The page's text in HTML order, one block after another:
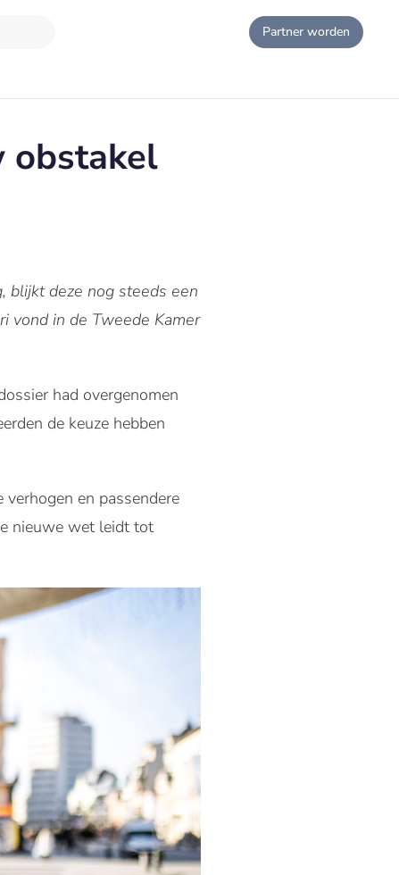
Partner worden
obstakel
blijkt deze nog steeds een
vond in de Tweede Kamer
had overgenomen
de keuze hebben
en passendere
nieuwe wet leidt tot